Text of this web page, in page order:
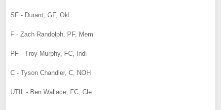
SF - Durant, GF, Okl
F - Zach Randolph, PF, Mem
PF - Troy Murphy, FC, Indi
C - Tyson Chandler, C, NOH
UTIL - Ben Wallace, FC, Cle